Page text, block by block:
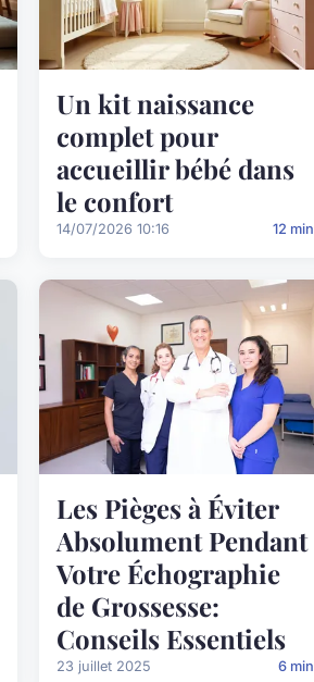
Un kit naissance
complet pour
accueillir bébé dans
le confort
14/07/2026 10:16 12 min
Les Pièges à Éviter
Absolument Pendant
Votre Échographie
de Grossesse:
Conseils Essentiels
23 juillet 2025 6 min